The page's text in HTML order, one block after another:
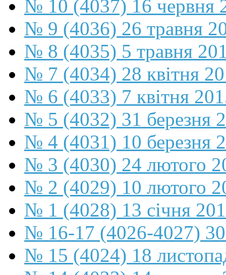
№ 10 (4037) 16 червня
№ 9 (4036) 26 травня
№ 8 (4035) 5 травня
№ 7 (4034) 28 квітня
№ 6 (4033) 7 квітня
№ 5 (4032) 31 березня
№ 4 (4031) 10 березня
№ 3 (4030) 24 лютого
№ 2 (4029) 10 лютого
№ 1 (4028) 13 січня
№ 16-17 (4026-4027) 30
№ 15 (4024) 18